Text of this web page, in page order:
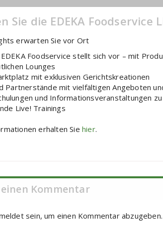
Sie die EDEKA Foodservice
erwarten Sie vor Ort
Foodservice stellt sich vor – mit
Lounges
mit exklusiven Gerichtskreationen
Partnerstände mit vielfältigen Angeboten
und Informationsveranstaltungen
Live! Trainings
erhalten Sie hier.
Kommentar
sein, um einen Kommentar abzugeben.